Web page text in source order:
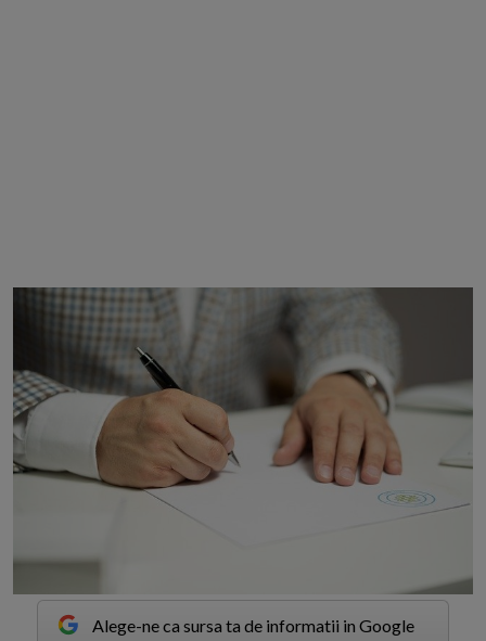
Alege-ne ca sursa ta de informatii in Google